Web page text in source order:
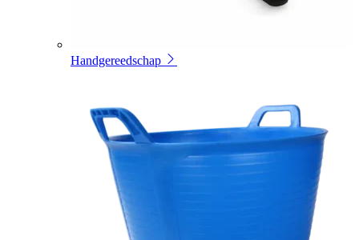
Handgereedschap